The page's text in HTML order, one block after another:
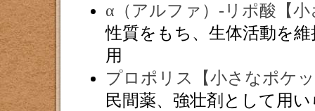
α（アルファ）-リポ酸【
性質をもち、生体活動を
用
プロポリス【小さなポケ
民間薬、強壮剤として用